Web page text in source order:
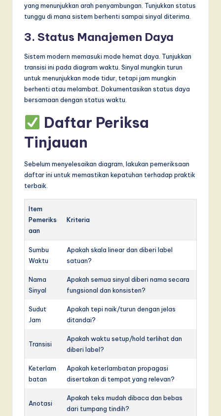
yang menunjukkan arah penyambungan. Tunjukkan status
tunggu di mana sistem berhenti sampai sinyal diterima.
3. Status Manajemen Daya
Sistem modern memasuki mode hemat daya. Tunjukkan
transisi ini pada diagram waktu. Sinyal mungkin turun
untuk menunjukkan mode tidur, tetapi jam mungkin
berhenti atau melambat. Dokumentasikan status daya
bersamaan dengan status waktu.
Daftar Periksa
Tinjauan
Sebelum menyelesaikan diagram, lakukan pemeriksaan
daftar ini untuk memastikan kepatuhan terhadap praktik
terbaik.
Item
Pemeriks
aan
Kriteria
Sumbu
Waktu
Apakah skala linear dan diberi label
satuan?
Nama
Sinyal
Apakah semua sinyal diberi nama secara
fungsional dan konsisten?
Sudut
Jam
Apakah tepi naik/turun dengan jelas
ditandai?
Transisi
Apakah waktu setup/hold terlihat dan
diberi label?
Keterlam
batan
Apakah keterlambatan propagasi
disertakan di tempat yang relevan?
Anotasi
Apakah teks mudah dibaca dan bebas
dari tumpang tindih?